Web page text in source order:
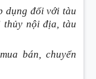
dụng đối với tàu
thủy nội địa, tàu
bán, chuyển